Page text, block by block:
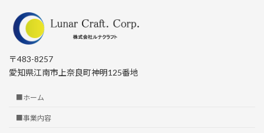
〒483-8257
愛知県江南市上奈良町神明125番地
■ホーム
■事業内容